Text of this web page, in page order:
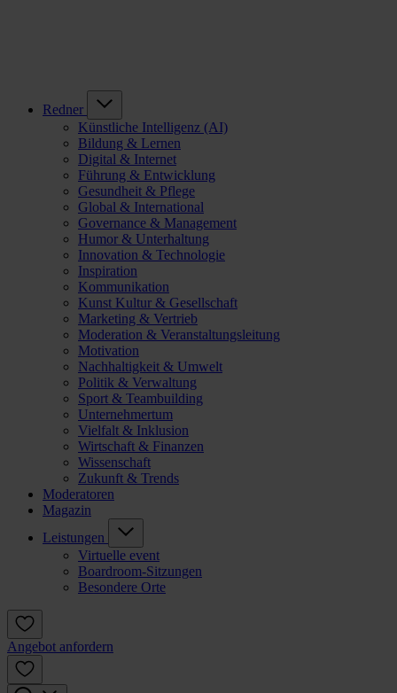
Redner
Künstliche Intelligenz (AI)
Bildung & Lernen
Digital & Internet
Führung & Entwicklung
Gesundheit & Pflege
Global & International
Governance & Management
Humor & Unterhaltung
Innovation & Technologie
Inspiration
Kommunikation
Kunst Kultur & Gesellschaft
Marketing & Vertrieb
Moderation & Veranstaltungsleitung
Motivation
Nachhaltigkeit & Umwelt
Politik & Verwaltung
Sport & Teambuilding
Unternehmertum
Vielfalt & Inklusion
Wirtschaft & Finanzen
Wissenschaft
Zukunft & Trends
Moderatoren
Magazin
Leistungen
Virtuelle event
Boardroom-Sitzungen
Besondere Orte
Angebot anfordern